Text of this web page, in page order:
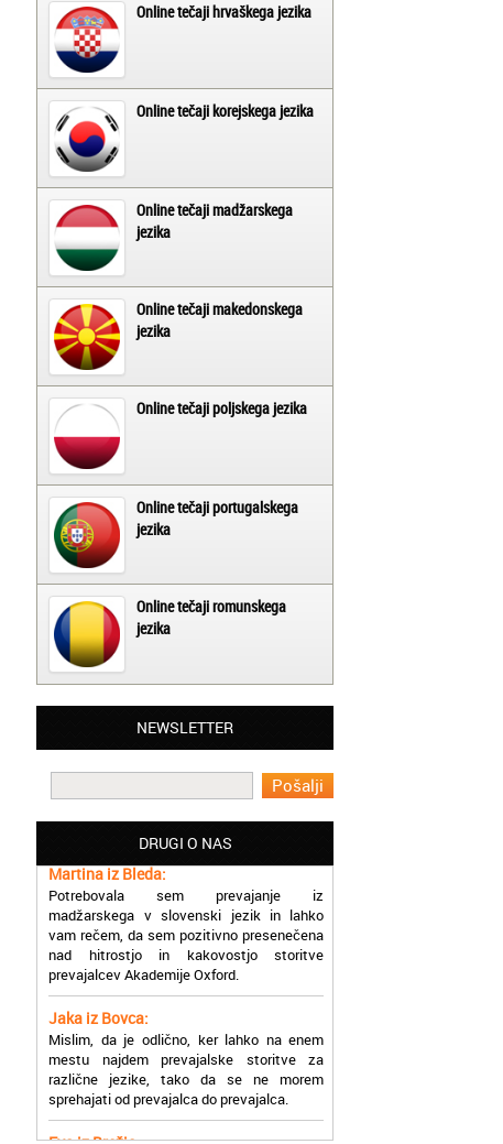
Online tečaji hrvaškega jezika
Online tečaji korejskega jezika
Online tečaji madžarskega
jezika
Online tečaji makedonskega
jezika
Online tečaji poljskega jezika
Online tečaji portugalskega
jezika
Online tečaji romunskega
jezika
NEWSLETTER
DRUGI O NAS
Matjaž iz Ajdovščine:
Lahko pohvalim vse zaposlene v Akademiji
prevajalske storitve opravljajo hitro in
učinkoviti.
Martina iz Bleda:
Potrebovala sem prevajanje iz
madžarskega v slovenski jezik in lahko
vam rečem, da sem pozitivno presenečena
nad hitrostjo in kakovostjo storitve
prevajalcev Akademije Oxford.
Jaka iz Bovca:
Mislim, da je odlično, ker lahko na enem
mestu najdem prevajalske storitve za
različne jezike, tako da se ne morem
sprehajati od prevajalca do prevajalca.
Eva iz Brežic:
Nujno sem potrebovala prevod v francoski